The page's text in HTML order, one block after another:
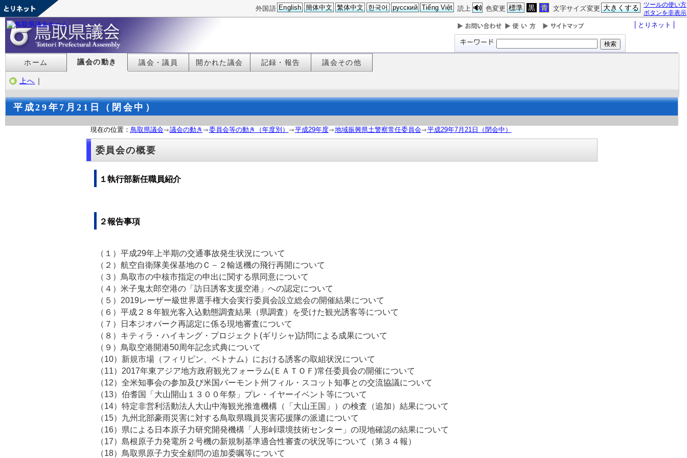
ツールの使い方
ボタンを非表示
文字サイズ変更 大きくする
色変更 標準 黒 青
読上
外国語 English 簡体中文 繁体中文 한국어 русский Tiếng Việt
とりネット
ホーム 議会の動き 議会・議員 開かれた議会 記録・報告 議会その他
上へ ｜
平成29年7月21日（閉会中）
現在の位置： 鳥取県議会 議会の動き 委員会等の動き（年度別） 平成29年度 地域振興県土警察常任委員会 平成29年7月21日（閉会中）
委員会の概要
１執行部新任職員紹介
２報告事項
（１）平成29年上半期の交通事故発生状況について
（２）航空自衛隊美保基地のＣ－２輸送機の飛行再開について
（３）鳥取市の中核市指定の申出に関する県同意について
（４）米子鬼太郎空港の「訪日誘客支援空港」への認定について
（５）2019レーザー級世界選手権大会実行委員会設立総会の開催結果について
（６）平成２８年観光客入込動態調査結果（県調査）を受けた観光誘客等について
（７）日本ジオパーク再認定に係る現地審査について
（８）キティラ・ハイキング・プロジェクト(ギリシャ)訪問による成果について
（９）鳥取空港開港50周年記念式典について
（10）新規市場（フィリピン、ベトナム）における誘客の取組状況について
（11）2017年東アジア地方政府観光フォーラム(ＥＡＴＯＦ)常任委員会の開催について
（12）全米知事会の参加及び米国バーモント州フィル・スコット知事との交流協議について
（13）伯耆国「大山開山１３００年祭」プレ・イヤーイベント等について
（14）特定非営利活動法人大山中海観光推進機構（「大山王国」）の検査（追加）結果について
（15）九州北部豪雨災害に対する鳥取県職員災害応援隊の派遣について
（16）県による日本原子力研究開発機構「人形峠環境技術センター」の現地確認の結果について
（17）島根原子力発電所２号機の新規制基準適合性審査の状況等について（第３４報）
（18）鳥取県原子力安全顧問の追加委嘱等について